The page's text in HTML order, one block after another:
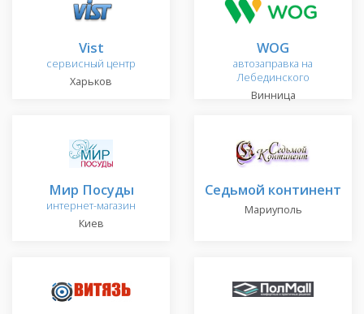
Vist
сервисный центр
Харьков
WOG
автозаправка на
Лебединского
Винница
Мир Посуды
интернет-магазин
Киев
Седьмой континент
Мариуполь